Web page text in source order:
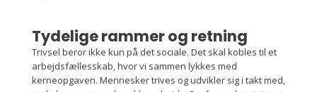
Tydelige rammer og retning
Trivsel beror ikke kun på det sociale. Det skal kobles til et
arbejdsfællesskab, hvor vi sammen lykkes med
kerneopgaven. Mennesker trives og udvikler sig i takt med,